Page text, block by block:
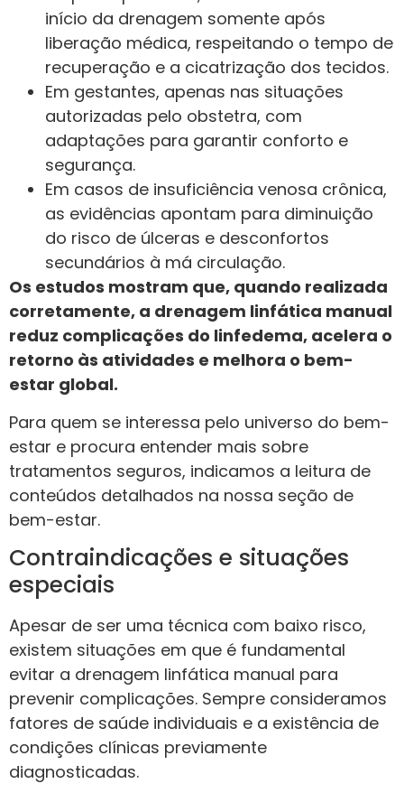
início da drenagem somente após
liberação médica, respeitando o tempo de
recuperação e a cicatrização dos tecidos.
Em gestantes, apenas nas situações
autorizadas pelo obstetra, com
adaptações para garantir conforto e
segurança.
Em casos de insuficiência venosa crônica,
as evidências apontam para diminuição
do risco de úlceras e desconfortos
secundários à má circulação.
Os estudos mostram que, quando realizada
corretamente, a drenagem linfática manual
reduz complicações do linfedema, acelera o
retorno às atividades e melhora o bem-
estar global.
Para quem se interessa pelo universo do bem-
estar e procura entender mais sobre
tratamentos seguros, indicamos a leitura de
conteúdos detalhados na nossa seção de
bem-estar.
Contraindicações e situações
especiais
Apesar de ser uma técnica com baixo risco,
existem situações em que é fundamental
evitar a drenagem linfática manual para
prevenir complicações. Sempre consideramos
fatores de saúde individuais e a existência de
condições clínicas previamente
diagnosticadas.